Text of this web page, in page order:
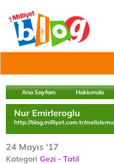
Ana Sayfam Hakkımda
Nur Emirleroglu
http://blog.milliyet.com.tr/
24 Mayıs '17
Kategori Gezi - Tatil